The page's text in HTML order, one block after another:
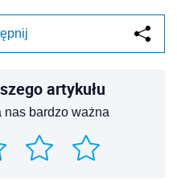
artykułu
nas bardzo ważna